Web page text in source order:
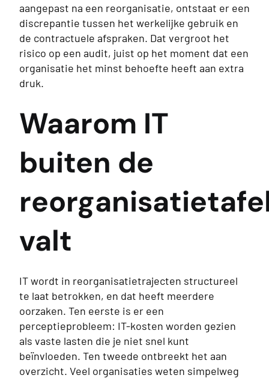
aangepast na een reorganisatie, ontstaat er een
discrepantie tussen het werkelijke gebruik en
de contractuele afspraken. Dat vergroot het
risico op een audit, juist op het moment dat een
organisatie het minst behoefte heeft aan extra
druk.
Waarom IT
buiten de
valt
IT wordt in reorganisatietrajecten structureel
te laat betrokken, en dat heeft meerdere
oorzaken. Ten eerste is er een
perceptieprobleem: IT-kosten worden gezien
als vaste lasten die je niet snel kunt
beïnvloeden. Ten tweede ontbreekt het aan
overzicht. Veel organisaties weten simpelweg